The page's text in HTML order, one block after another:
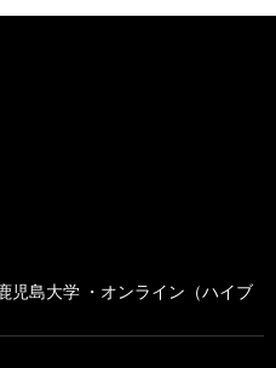
児島大学 ・オンライン（ハイブ